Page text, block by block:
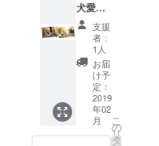
グ）を
ご記載
くださ
い。
Profess
ional
Bellyda
nce
Show at
ただき
たいと
思いま
すので
お届け
月が前
後する
可能性
がござ
いま
は、本
文をご
確認く
ださ
い。 ※
支援時
に備考
欄から
NeoFa
milyサ
イトの
ンクバ
ナー
可） ③
広告掲
載月の
ネオ
ファミ
リーデ
ジタル
フォト
ブック
犬愛猫
との
ファミ
リー
ポート
レート
撮影！
数々の
セレブ
のポー
トレー
支援
者：
1人
お届
け予
定：
2019
年02
月
こ
の
リ
タ